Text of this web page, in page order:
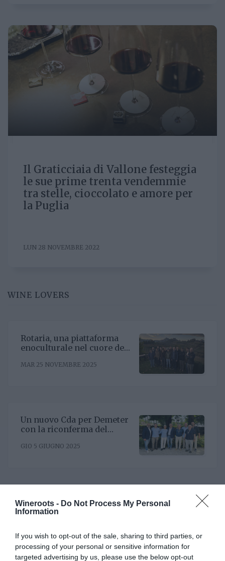
Wineroots - Do Not Process My Personal
Information
If you wish to opt-out of the sale, sharing to third parties, or
processing of your personal or sensitive information for
targeted advertising by us, please use the below opt-out
Il Graticciaia di Vallone festeggia
le sue prime trenta vendemmie
tra stelle, cioccolato e amore per
la Puglia
LUN 28 NOVEMBRE 2022
WINE LOVERS
Rotaria, una piattaforma
enoculturale nel cuore del
MAR 25 NOVEMBRE 2025
Un nuovo Cda per Demeter
con la riconferma del
GIO 5 GIUGNO 2025
Il Gruppo ARGEA
acquisisce WinesU con
Uniti